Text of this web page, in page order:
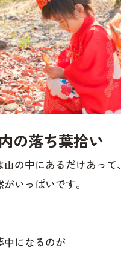
の落ち葉拾い
の中にあるだけあって、
いっぱいです。
中になるのが